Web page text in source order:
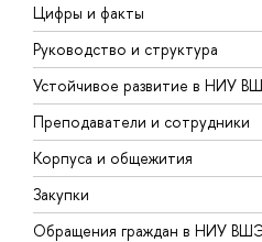
Цифры и факты
Руководство и структура
Устойчивое развитие в НИУ
Преподаватели и сотрудники
Корпуса и общежития
Закупки
Обращения граждан в НИУ